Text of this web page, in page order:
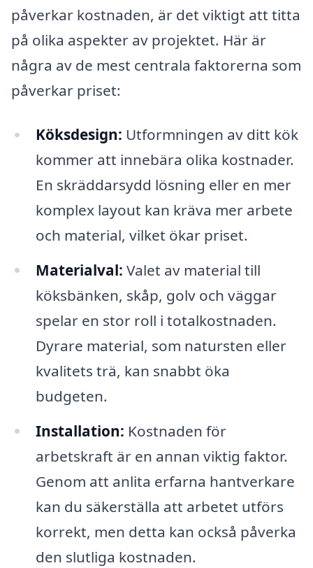
påverkar kostnaden, är det viktigt att titta
på olika aspekter av projektet. Här är
några av de mest centrala faktorerna som
påverkar priset:
Köksdesign: Utformningen av ditt kök
kommer att innebära olika kostnader.
En skräddarsydd lösning eller en mer
komplex layout kan kräva mer arbete
och material, vilket ökar priset.
Materialval: Valet av material till
köksbänken, skåp, golv och väggar
spelar en stor roll i totalkostnaden.
Dyrare material, som natursten eller
kvalitets trä, kan snabbt öka
budgeten.
Installation: Kostnaden för
arbetskraft är en annan viktig faktor.
Genom att anlita erfarna hantverkare
kan du säkerställa att arbetet utförs
korrekt, men detta kan också påverka
den slutliga kostnaden.